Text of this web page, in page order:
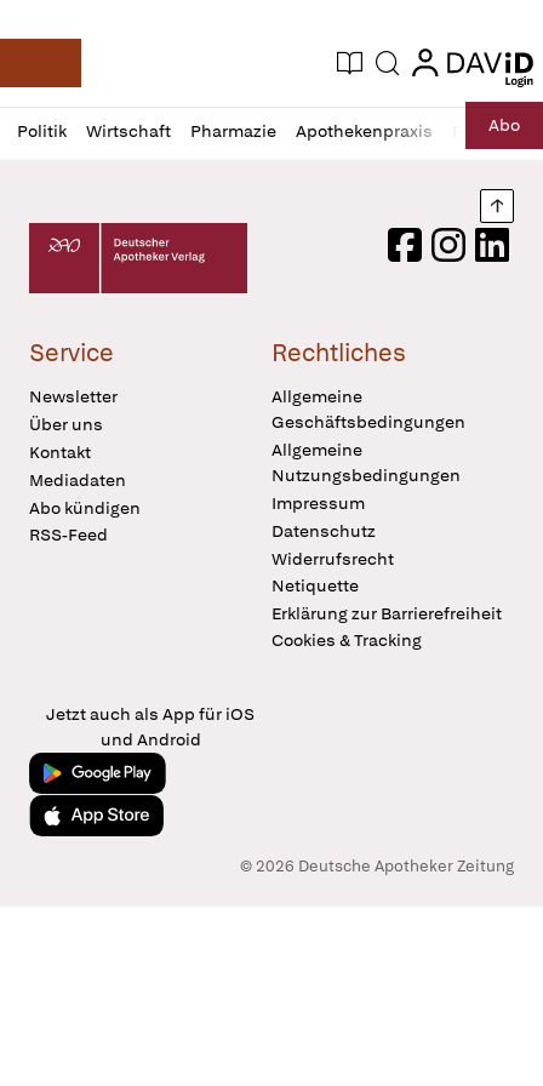
Deutsche Apotheker Zeitung
Aktuelle Ausgabe
Suche login
login
Politik Wirtschaft Pharmazie Apothekenpraxis RechtAbo
Profil
öffnen
Daz
Pur
Deutscher Apotheker Verlag Logo
FacebookInstagram
Service
Newsletter
Über uns
Kontakt
Mediadaten
Abo kündigen
RSS-Feed
Rechtliches
Allgemeine
Geschäftsbedingungen
Allgemeine
Nutzungsbedingungen
Impressum
Datenschutz
Widerrufsrecht
Netiquette
Erklärung zur Barrierefreiheit
Cookies & Tracking
Jetzt auch als App für iOS
und Android
Jetzt bei Google Play
Laden im App Store
© 2026 Deutsche Apotheker Zeitung